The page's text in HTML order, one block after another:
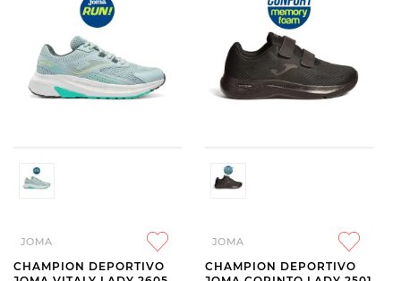
JOMA
CHAMPION DEPORTIVO
JOMA
CHAMPION DEPORTIVO